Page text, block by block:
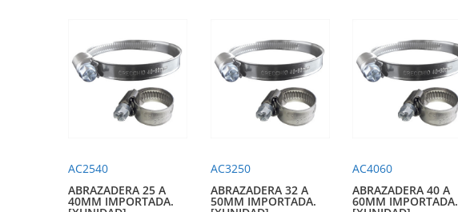
AC2540
ABRAZADERA 25 A
40MM IMPORTADA.
AC3250
ABRAZADERA 32 A
50MM IMPORTADA.
AC4060
ABRAZADERA 40 A
60MM IMPORTADA.